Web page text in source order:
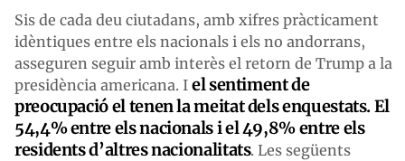
Sis de cada deu ciutadans, amb xifres pràcticament
idèntiques entre els nacionals i els no andorrans,
asseguren seguir amb interès el retorn de Trump a la
presidència americana. I el sentiment de
preocupació el tenen la meitat dels enquestats. El
54,4% entre els nacionals i el 49,8% entre els
residents d’altres nacionalitats. Les següents